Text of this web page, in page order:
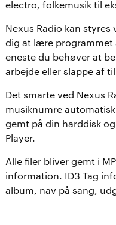
electro, folkemusik til
Nexus Radio kan
dig at lære programmet
eneste du behøver at
arbejde eller slappe af
Det smarte ved Nexus
musiknumre
gemt på din harddisk
Player.
Alle filer bliver gemt i
information. ID3 Tag
album, nav på sang,